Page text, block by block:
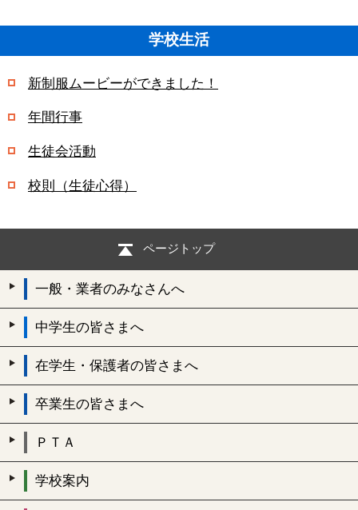
学校生活
新制服ムービーができました！
年間行事
生徒会活動
校則（生徒心得）
ページトップ
一般・業者のみなさんへ
中学生の皆さまへ
在学生・保護者の皆さまへ
卒業生の皆さまへ
ＰＴＡ
学校案内